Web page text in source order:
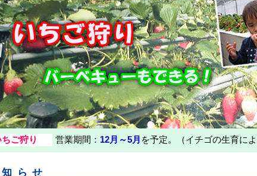
ちご狩り 営業期間： 12月～5月 を予定。（イチゴの生育に
らせ